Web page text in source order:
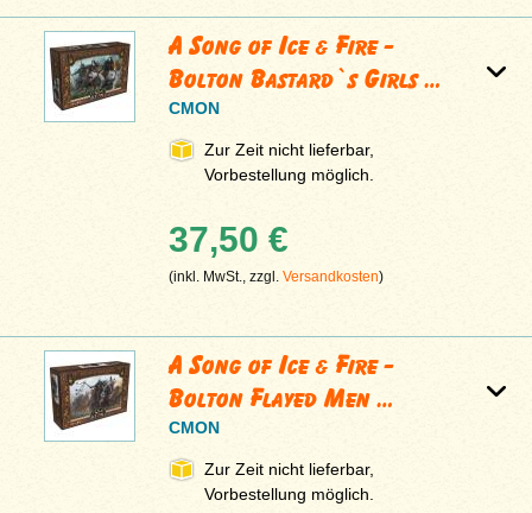
A Song of Ice & Fire -
Bolton Bastard`s Girls …
CMON
Zur Zeit nicht lieferbar,
Vorbestellung möglich.
37,50 €
(inkl. MwSt., zzgl.Versandkosten)
A Song of Ice & Fire -
Bolton Flayed Men …
CMON
Zur Zeit nicht lieferbar,
Vorbestellung möglich.